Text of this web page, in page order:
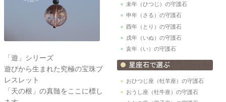
「遊」シリーズ
遊びから生まれた究極の宝珠ブ
レスレット
「天の根」の真髄をここに標し
未年（ひつじ）の守護石
申年（さる）の守護石
酉年（とり）の守護石
戌年（いぬ）の守護石
亥年（い）の守護石
おひつじ座（牡羊座）の守護石
おうし座（牡牛座）の守護石